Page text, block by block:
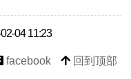
04 11:23
facebook 回到顶部